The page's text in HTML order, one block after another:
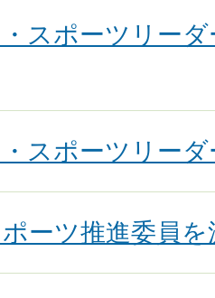
スポーツリー
スポーツリー
ーツ推進委員